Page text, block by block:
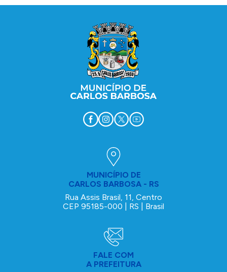
MUNICÍPIO DE
CARLOS BARBOSA - RS
Rua Assis Brasil, 11, Centro
CEP 95185-000 | RS | Brasil
FALE COM
A PREFEITURA